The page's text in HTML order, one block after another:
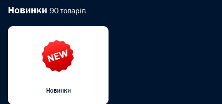
Новинки 90 товарів
Новинки